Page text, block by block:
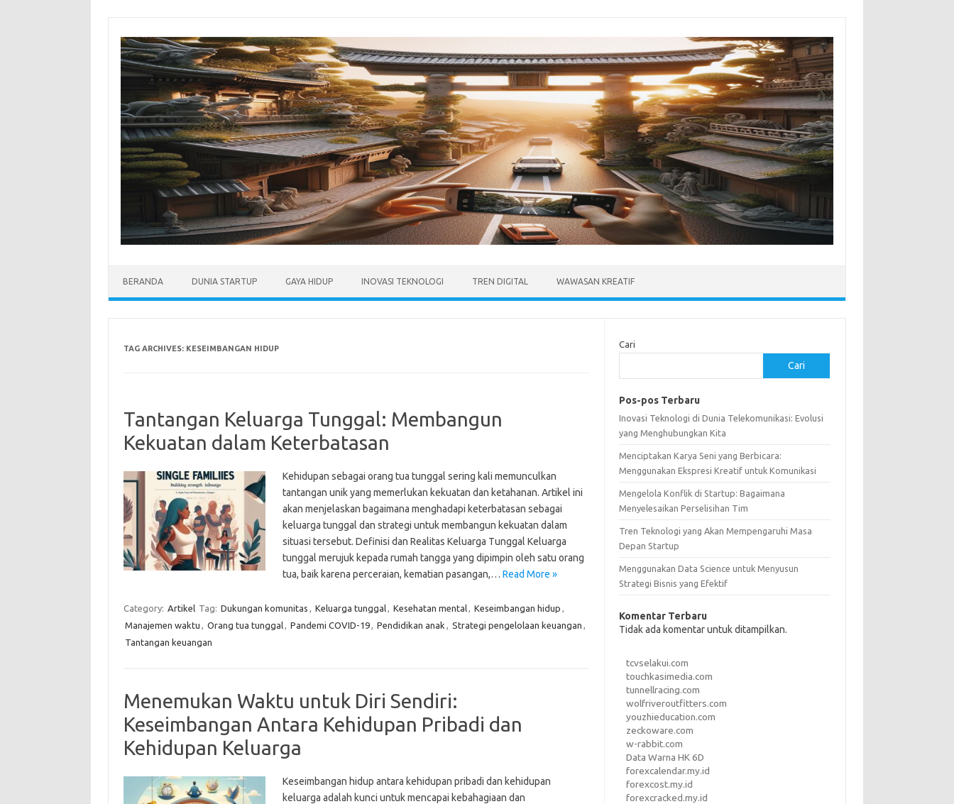
content
BERANDA DUNIA STARTUP GAYA HIDUP INOVASI TEKNOLOGI TREN DIGITAL WAWASAN KREATIF
TAG ARCHIVES: KESEIMBANGAN HIDUP
Tantangan Keluarga Tunggal: Membangun
Kekuatan dalam Keterbatasan
Kehidupan sebagai orang tua tunggal sering kali memunculkan
tantangan unik yang memerlukan kekuatan dan ketahanan. Artikel ini
akan menjelaskan bagaimana menghadapi keterbatasan sebagai
keluarga tunggal dan strategi untuk membangun kekuatan dalam
situasi tersebut. Definisi dan Realitas Keluarga Tunggal Keluarga
tunggal merujuk kepada rumah tangga yang dipimpin oleh satu orang
tua, baik karena perceraian, kematian pasangan,… Read More »
Category: Artikel Tag: Dukungan komunitas , Keluarga tunggal, Kesehatan mental, Keseimbangan hidup ,
Manajemen waktu , Orang tua tunggal, Pandemi COVID-19, Pendidikan anak , Strategi pengelolaan keuangan ,
Tantangan keuangan
Menemukan Waktu untuk Diri Sendiri:
Keseimbangan Antara Kehidupan Pribadi dan
Kehidupan Keluarga
Keseimbangan hidup antara kehidupan pribadi dan kehidupan
keluarga adalah kunci untuk mencapai kebahagiaan dan
Cari
Cari
Pos-pos Terbaru
Inovasi Teknologi di Dunia Telekomunikasi: Evolusi
yang Menghubungkan Kita
Menciptakan Karya Seni yang Berbicara:
Menggunakan Ekspresi Kreatif untuk Komunikasi
Mengelola Konflik di Startup: Bagaimana
Menyelesaikan Perselisihan Tim
Tren Teknologi yang Akan Mempengaruhi Masa
Depan Startup
Menggunakan Data Science untuk Menyusun
Strategi Bisnis yang Efektif
Komentar Terbaru
Tidak ada komentar untuk ditampilkan.
tcvselakui.com
touchkasimedia.com
tunnellracing.com
wolfriveroutfitters.com
youzhieducation.com
zeckoware.com
w-rabbit.com
Data Warna HK 6D
forexcalendar.my.id
forexcost.my.id
forexcracked.my.id